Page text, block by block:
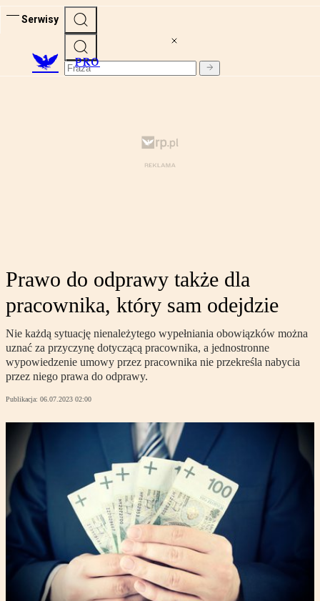
Serwisy
PRO
Prawo do odprawy także dla
pracownika, który sam odejdzie
Nie każdą sytuację nienależytego wypełniania obowiązków można
uznać za przyczynę dotyczącą pracownika, a jednostronne
wypowiedzenie umowy przez pracownika nie przekreśla nabycia
przez niego prawa do odprawy.
Publikacja: 06.07.2023 02:00